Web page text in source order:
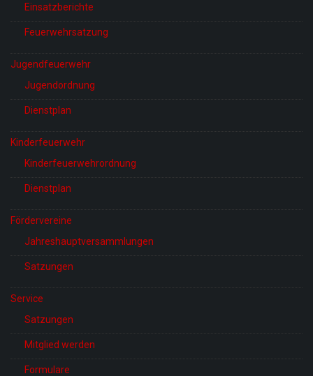
Einsatzberichte
Feuerwehrsatzung
Jugendfeuerwehr
Jugendordnung
Dienstplan
Kinderfeuerwehr
Kinderfeuerwehrordnung
Dienstplan
Fördervereine
Jahreshauptversammlungen
Satzungen
Service
Satzungen
Mitglied werden
Formulare